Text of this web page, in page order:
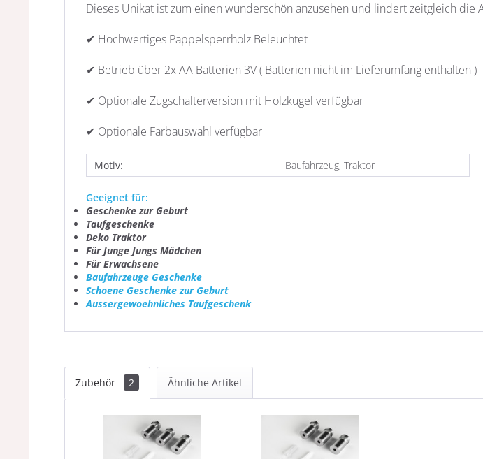
Dieses Unikat ist zum einen wunderschön anzusehen und lindert zeitgleich die
✔ Hochwertiges Pappelsperrholz Beleuchtet
✔ Betrieb über 2x AA Batterien 3V ( Batterien nicht im Lieferumfang enthalten )
✔ Optionale Zugschalterversion mit Holzkugel verfügbar
✔ Optionale Farbauswahl verfügbar
Motiv: Baufahrzeug, Traktor
Geeignet für:
Geschenke zur Geburt
Taufgeschenke
Deko Traktor
Für Junge Jungs Mädchen
Für Erwachsene
Baufahrzeuge Geschenke
Schoene Geschenke zur Geburt
Aussergewoehnliches Taufgeschenk
Zubehör 2 Ähnliche Artikel